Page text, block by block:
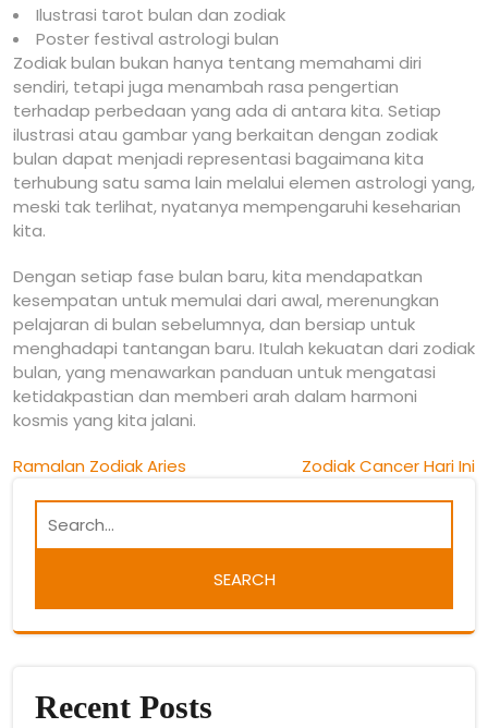
Ilustrasi tarot bulan dan zodiak
Poster festival astrologi bulan
Zodiak bulan bukan hanya tentang memahami diri
sendiri, tetapi juga menambah rasa pengertian
terhadap perbedaan yang ada di antara kita. Setiap
ilustrasi atau gambar yang berkaitan dengan zodiak
bulan dapat menjadi representasi bagaimana kita
terhubung satu sama lain melalui elemen astrologi yang,
meski tak terlihat, nyatanya mempengaruhi keseharian
kita.
Dengan setiap fase bulan baru, kita mendapatkan
kesempatan untuk memulai dari awal, merenungkan
pelajaran di bulan sebelumnya, dan bersiap untuk
menghadapi tantangan baru. Itulah kekuatan dari zodiak
bulan, yang menawarkan panduan untuk mengatasi
ketidakpastian dan memberi arah dalam harmoni
kosmis yang kita jalani.
Post
navigation
Ramalan Zodiak Aries Zodiak Cancer Hari Ini
Recent Posts